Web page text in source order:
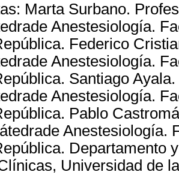
Marta Surbano.
Anestesiología.
Federico
Anestesiología.
Santiago
Anestesiología.
Pablo
Anestesiología.
Departamento
Universidad de